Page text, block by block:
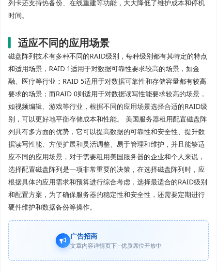
列卡还支持热备份、在线重建等功能，大大降低了维护成本和停机
时间。
适应不同的应用场景
磁盘阵列技术有多种不同的RAID级别，每种级别都有其特定的特点
和适用场景，RAID 1适用于对数据可靠性要求较高的场景，如金
融、医疗等行业；RAID 5适用于对数据可靠性和存储容量都有较高
要求的场景；而RAID 0则适用于对数据读写性能要求较高的场景，
如视频编辑、游戏等行业，根据不同的应用场景选择合适的RAID级
别，可以更好地平衡存储成本和性能。 美国服务器租用配置磁盘阵
列具有多方面的优势，它可以提高数据的可靠性和安全性、提升数
据读写性能、方便扩展和灵活调整、易于管理和维护，并且能够适
应不同的应用场景，对于需要租用美国服务器的企业和个人来说，
选择配置磁盘阵列是一项非常重要的决策，在选择磁盘阵列时，应
根据具体的应用需求和预算进行综合考虑，选择最适合的RAID级别
和配置方案，为了确保服务器的稳定性和安全性，还需要定期进行
硬件维护和数据备份等操作。
广告招商
文章内容详情页下 · 优质席位开放中